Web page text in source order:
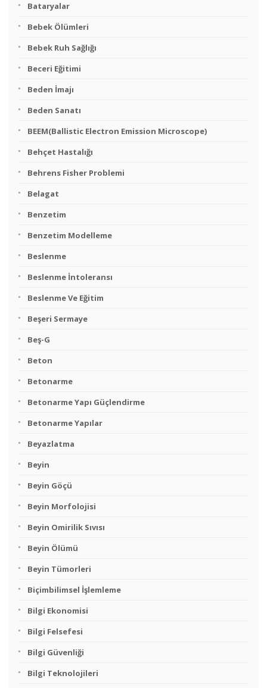
Bataryalar
Bebek Ölümleri
Bebek Ruh Sağlığı
Beceri Eğitimi
Beden İmajı
Beden Sanatı
BEEM(Ballistic Electron Emission Microscope)
Behçet Hastalığı
Behrens Fisher Problemi
Belagat
Benzetim
Benzetim Modelleme
Beslenme
Beslenme İntoleransı
Beslenme Ve Eğitim
Beşeri Sermaye
Beş-G
Beton
Betonarme
Betonarme Yapı Güçlendirme
Betonarme Yapılar
Beyazlatma
Beyin
Beyin Göçü
Beyin Morfolojisi
Beyin Omirilik Sıvısı
Beyin Ölümü
Beyin Tümorleri
Biçimbilimsel İşlemleme
Bilgi Ekonomisi
Bilgi Felsefesi
Bilgi Güvenliği
Bilgi Teknolojileri